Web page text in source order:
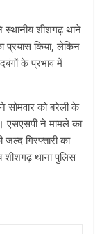
स्थानीय शीशगढ़ थाने
प्रयास किया, लेकिन
के प्रभाव में
सोमवार को बरेली के
एसएसपी ने मामले का
जल्द गिरफ्तारी का
शीशगढ़ थाना पुलिस